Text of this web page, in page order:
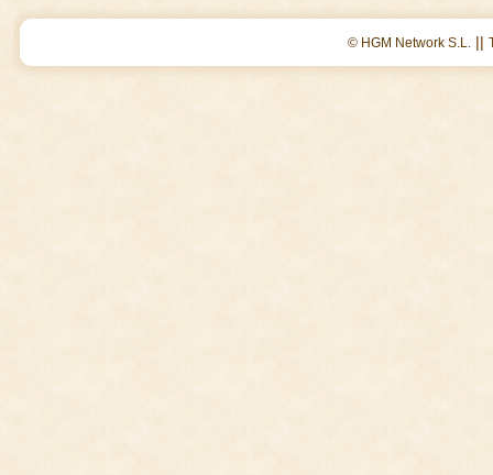
© HGM Network S.L. ||